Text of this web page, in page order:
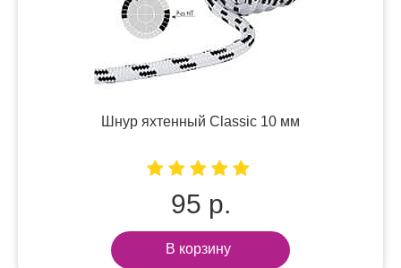
Шнур яхтенный Classic 10 мм
95 р.
В корзину